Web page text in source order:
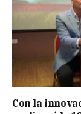
Con la